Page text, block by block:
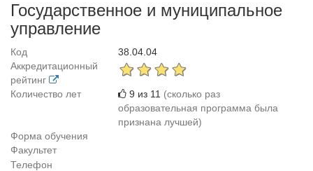
Государственное и муниципальное
управление
Код
38.04.04
Аккредитационный
рейтинг
Количество лет
9 из 11 (сколько раз
образовательная программа была
признана лучшей)
Форма обучения
Факультет
Телефон